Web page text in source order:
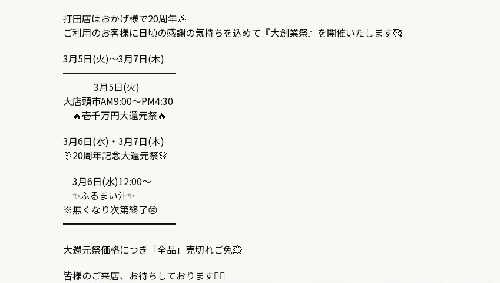
打田店はおかげ様で20周年🎉
ご利用のお客様に日頃の感謝の気持ちを込めて『大創業祭』を開催いたします🥰
3月5日(火)～3月7日(木)
━━━━━━━━━━━━
3月5日(火)
大店頭市AM9:00～PM4:30
🔥壱千万円大還元祭🔥
3月6日(水)・3月7日(木)
🎊20周年記念大還元祭🎊
3月6日(水)12:00～
✨ふるまい汁✨
※無くなり次第終了😢
━━━━━━━━━━━━
大還元祭価格につき「全品」売切れご免💥
皆様のご来店、お待ちしております👍🏻